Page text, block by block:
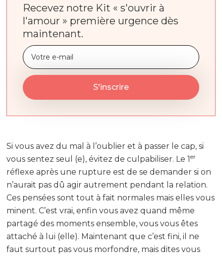
Recevez notre Kit « s'ouvrir à
l'amour » première urgence dès
maintenant.
Si vous avez du mal à l’oublier et à passer le cap, si
vous sentez seul (e), évitez de culpabiliser. Le 1er
réflexe après une rupture est de se demander si on
n’aurait pas dû agir autrement pendant la relation.
Ces pensées sont tout à fait normales mais elles vous
minent. C’est vrai, enfin vous avez quand même
partagé des moments ensemble, vous vous êtes
attaché à lui (elle). Maintenant que c’est fini, il ne
faut surtout pas vous morfondre, mais dites vous